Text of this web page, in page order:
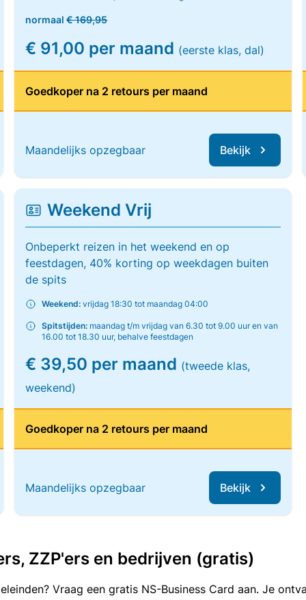
normaal€ 169,95
€ 91,00 per maand (eerste klas, dal)
Goedkoper na 2 retours per maand
Maandelijks opzegbaar Bekijk
Weekend Vrij
Onbeperkt reizen in het weekend en op
feestdagen, 40% korting op weekdagen buiten
de spits
Weekend: vrijdag 18:30 tot maandag 04:00
Spitstijden: maandag t/m vrijdag van 6.30 tot 9.00 uur en van
16.00 tot 18.30 uur, behalve feestdagen
€ 39,50 per maand (tweede klas,
weekend)
Goedkoper na 2 retours per maand
Maandelijks opzegbaar Bekijk
ZZP'ers en bedrijven (gratis)
Vraag een gratis NS-Business Card aan. Je